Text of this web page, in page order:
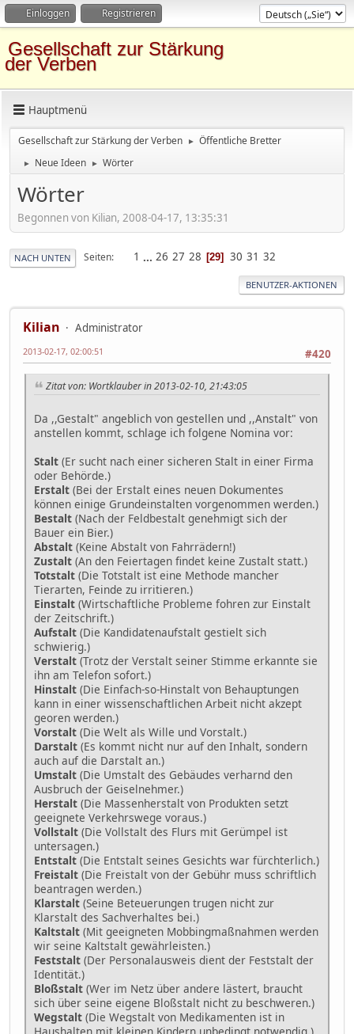
Einloggen Registrieren
Gesellschaft zur Stärkung
der Verben
Hauptmenü
Gesellschaft zur Stärkung der Verben ► Öffentliche Bretter
► Neue Ideen ► Wörter
Wörter
Begonnen von Kilian, 2008-04-17, 13:35:31
NACH UNTEN Seiten 1 ... 26 27 28 29 30 31 32
BENUTZER-AKTIONEN
Kilian
Administrator
#420
2013-02-17, 02:00:51
Zitat von: Wortklauber in 2013-02-10, 21:43:05
Da ,,Gestalt" angeblich von gestellen und ,,Anstalt" von
anstellen kommt, schlage ich folgene Nomina vor:
Stalt (Er sucht nach einer sicheren Stalt in einer Firma
oder Behörde.)
Erstalt (Bei der Erstalt eines neuen Dokumentes
können einige Grundeinstalten vorgenommen werden.)
Bestalt (Nach der Feldbestalt genehmigt sich der
Bauer ein Bier.)
Abstalt (Keine Abstalt von Fahrrädern!)
Zustalt (An den Feiertagen findet keine Zustalt statt.)
Totstalt (Die Totstalt ist eine Methode mancher
Tierarten, Feinde zu irritieren.)
Einstalt (Wirtschaftliche Probleme fohren zur Einstalt
der Zeitschrift.)
Aufstalt (Die Kandidatenaufstalt gestielt sich
schwierig.)
Verstalt (Trotz der Verstalt seiner Stimme erkannte sie
ihn am Telefon sofort.)
Hinstalt (Die Einfach-so-Hinstalt von Behauptungen
kann in einer wissenschaftlichen Arbeit nicht akzept
georen werden.)
Vorstalt (Die Welt als Wille und Vorstalt.)
Darstalt (Es kommt nicht nur auf den Inhalt, sondern
auch auf die Darstalt an.)
Umstalt (Die Umstalt des Gebäudes verharnd den
Ausbruch der Geiselnehmer.)
Herstalt (Die Massenherstalt von Produkten setzt
geeignete Verkehrswege voraus.)
Vollstalt (Die Vollstalt des Flurs mit Gerümpel ist
untersagen.)
Entstalt (Die Entstalt seines Gesichts war fürchterlich.)
Freistalt (Die Freistalt von der Gebühr muss schriftlich
beantragen werden.)
Klarstalt (Seine Beteuerungen trugen nicht zur
Klarstalt des Sachverhaltes bei.)
Kaltstalt (Mit geeigneten Mobbingmaßnahmen werden
wir seine Kaltstalt gewährleisten.)
Feststalt (Der Personalausweis dient der Feststalt der
Identität.)
Bloßstalt (Wer im Netz über andere lästert, braucht
sich über seine eigene Bloßstalt nicht zu beschweren.)
Wegstalt (Die Wegstalt von Medikamenten ist in
Haushalten mit kleinen Kindern unbedingt notwendig.)